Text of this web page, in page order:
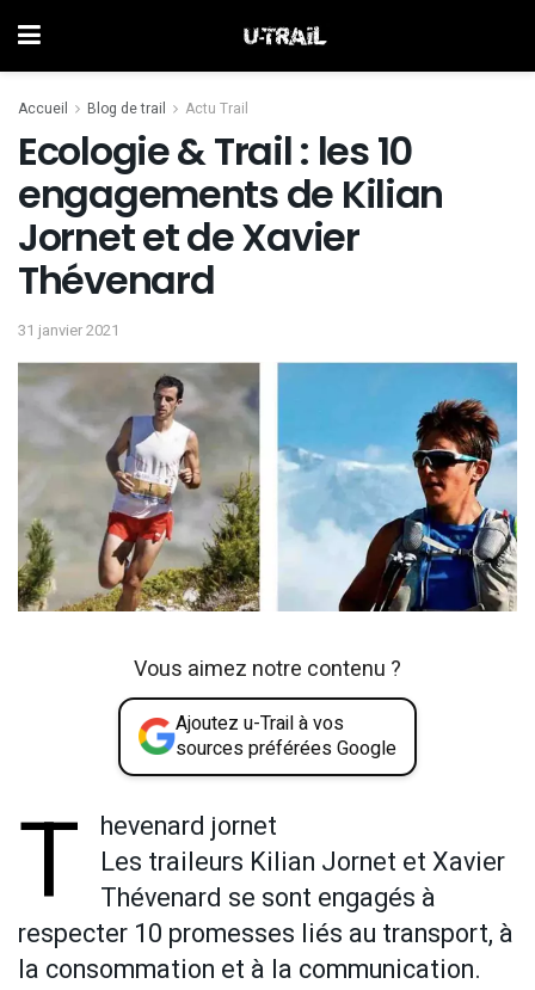
Accueil Blog de trail Actu Trail
Ecologie & Trail : les 10
engagements de Kilian
Jornet et de Xavier
Thévenard
31 janvier 2021
Vous aimez notre contenu ?
Ajoutez u-Trail à vos
sources préférées Google
T
hevenard jornet
Les traileurs Kilian Jornet et Xavier
Thévenard se sont engagés à
respecter 10 promesses liés au transport, à
la consommation et à la communication.